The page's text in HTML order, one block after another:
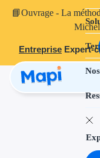
📘Ouvrage - La
Entreprise Expert-